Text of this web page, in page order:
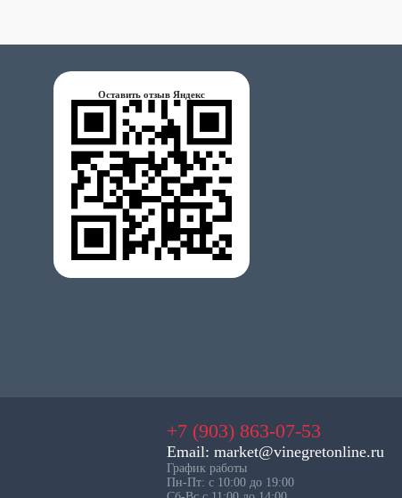
Оставить отзыв Яндекс
+7 (903) 863-07-53
Email: market@vinegretonline.ru
График работы
Пн-Пт: с 10:00 до 19:00